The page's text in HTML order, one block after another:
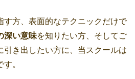
す方、表面的なテクニックだけで
深い意味を知りたい方、そしてご
引き出したい方に、当スクールは
。